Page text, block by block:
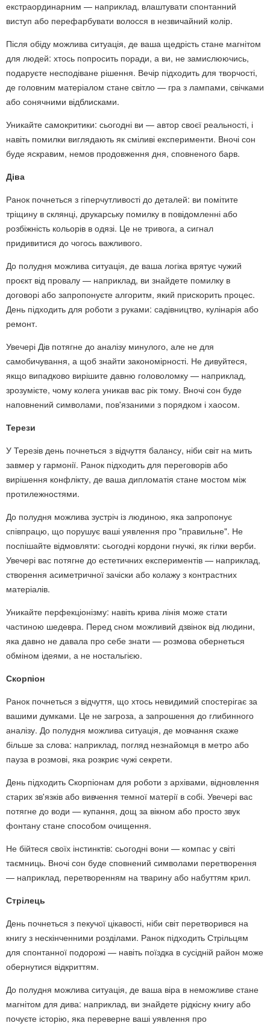
екстраординарним — наприклад, влаштувати спонтанний
виступ або перефарбувати волосся в незвичайний колір.
Після обіду можлива ситуація, де ваша щедрість стане магнітом
для людей: хтось попросить поради, а ви, не замислюючись,
подаруєте несподіване рішення. Вечір підходить для творчості,
де головним матеріалом стане світло — гра з лампами, свічками
або сонячними відблисками.
Уникайте самокритики: сьогодні ви — автор своєї реальності, і
навіть помилки виглядають як сміливі експерименти. Вночі сон
буде яскравим, немов продовження дня, сповненого барв.
Діва
Ранок почнеться з гіперчутливості до деталей: ви помітите
тріщину в склянці, друкарську помилку в повідомленні або
розбіжність кольорів в одязі. Це не тривога, а сигнал
придивитися до чогось важливого.
До полудня можлива ситуація, де ваша логіка врятує чужий
проєкт від провалу — наприклад, ви знайдете помилку в
договорі або запропонуєте алгоритм, який прискорить процес.
День підходить для роботи з руками: садівництво, кулінарія або
ремонт.
Увечері Дів потягне до аналізу минулого, але не для
самобичування, а щоб знайти закономірності. Не дивуйтеся,
якщо випадково вирішите давню головоломку — наприклад,
зрозумієте, чому колега уникав вас рік тому. Вночі сон буде
наповнений символами, пов'язаними з порядком і хаосом.
Терези
У Терезів день почнеться з відчуття балансу, ніби світ на мить
завмер у гармонії. Ранок підходить для переговорів або
вирішення конфлікту, де ваша дипломатія стане мостом між
протилежностями.
До полудня можлива зустріч із людиною, яка запропонує
співпрацю, що порушує ваші уявлення про "правильне". Не
поспішайте відмовляти: сьогодні кордони гнучкі, як гілки верби.
Увечері вас потягне до естетичних експериментів — наприклад,
створення асиметричної зачіски або колажу з контрастних
матеріалів.
Уникайте перфекціонізму: навіть крива лінія може стати
частиною шедевра. Перед сном можливий дзвінок від людини,
яка давно не давала про себе знати — розмова обернеться
обміном ідеями, а не ностальгією.
Скорпіон
Ранок почнеться з відчуття, що хтось невидимий спостерігає за
вашими думками. Це не загроза, а запрошення до глибинного
аналізу. До полудня можлива ситуація, де мовчання скаже
більше за слова: наприклад, погляд незнайомця в метро або
пауза в розмові, яка розкриє чужі секрети.
День підходить Скорпіонам для роботи з архівами, відновлення
старих зв'язків або вивчення темної матерії в собі. Увечері вас
потягне до води — купання, дощ за вікном або просто звук
фонтану стане способом очищення.
Не бійтеся своїх інстинктів: сьогодні вони — компас у світі
таємниць. Вночі сон буде сповнений символами перетворення
— наприклад, перетворенням на тварину або набуттям крил.
Стрілець
День почнеться з пекучої цікавості, ніби світ перетворився на
книгу з нескінченними розділами. Ранок підходить Стрільцям
для спонтанної подорожі — навіть поїздка в сусідній район може
обернутися відкриттям.
До полудня можлива ситуація, де ваша віра в неможливе стане
магнітом для дива: наприклад, ви знайдете рідкісну книгу або
почуєте історію, яка переверне ваші уявлення про